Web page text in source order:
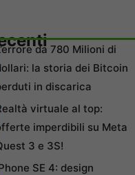
da 780 Milioni di
la storia dei Bitcoin
in discarica
virtuale al top:
imperdibili su Meta
3 e 3S!
SE 4: design